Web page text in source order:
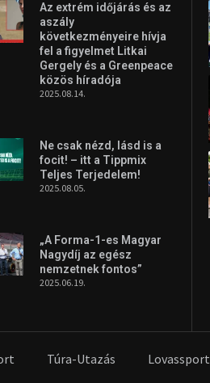
Az extrém időjárás és az
aszály
következményeire hívja
fel a figyelmet Litkai
Gergely és a Greenpeace
közös híradója
2025.08.14.
Ne csak nézd, lásd is a
focit! – itt a Tippmix
Teljes Terjedelem!
2025.08.05.
„A Forma-1-es Magyar
Nagydíj az egész
nemzetnek fontos”
2025.06.19.
Túra-Utazás Lovassport